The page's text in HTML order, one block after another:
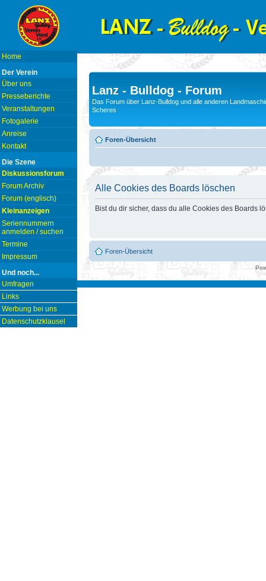
Home
Der Verein
Über uns
Presseberichte
Veranstaltungen
Fotogalerie
Anreise
Kontakt
Die Szene
Diskussionsforum
Forum Archiv
Forum (englisch)
Kleinanzeigen
Seriennummern
anmelden / suchen
Termine
Impressum
Und noch...
Umfragen
Links
Werbung bei uns
Datenschutzklausel
Lanz - Bulldog - Forum
Das Forum über Lanz-Bulldog und alle anderen
Scheres
Foren-Übersicht
Alle Cookies des Boards löschen
Bist du dir sicher, dass du alle Cookies des Boards
Foren-Übersicht